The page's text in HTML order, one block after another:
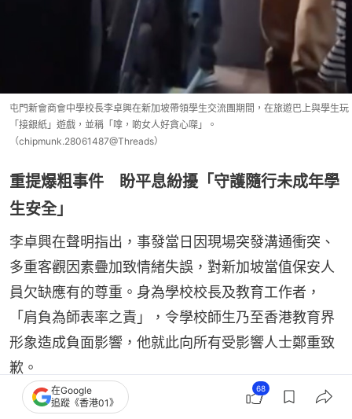
屯門新會商會中學校長李卓興在新加坡帶領學生交流團期間，在旅遊巴上與學生玩
「接銀紙」遊戲，並稱「嗱，啲女人好貪心㗎」。
（chipmunk.28061487@Threads）
重提爆粗事件 盼平息紛擾「守護隨行未成年學
生安全」
李卓興在聲明指出，事發當日因現場突發溝通衝突、
多重客觀因素疊加致情緒失誤，對新加坡當值保安人
員欠缺應有的尊重。身為學校校長及教育工作者，
「肩負為師表率之責」，令學校師生乃至香港教育界
形象造成負面影響，他就此向所有受影響人士鄭重致
歉。
他重提當日事件並「還原客觀背景」，指師生交流團
在Google
追蹤《香港01》
68